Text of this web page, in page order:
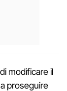
modificare il
proseguire